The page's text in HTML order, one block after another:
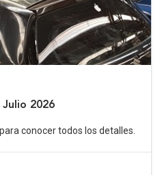
2026
conocer todos los detalles.